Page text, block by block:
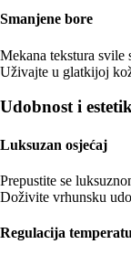
Smanjene bore
Mekana tekstura svile
Uživajte u glatkijoj
Udobnost i
Luksuzan osjećaj
Prepustite se
Doživite vrhunsku
Regulacija